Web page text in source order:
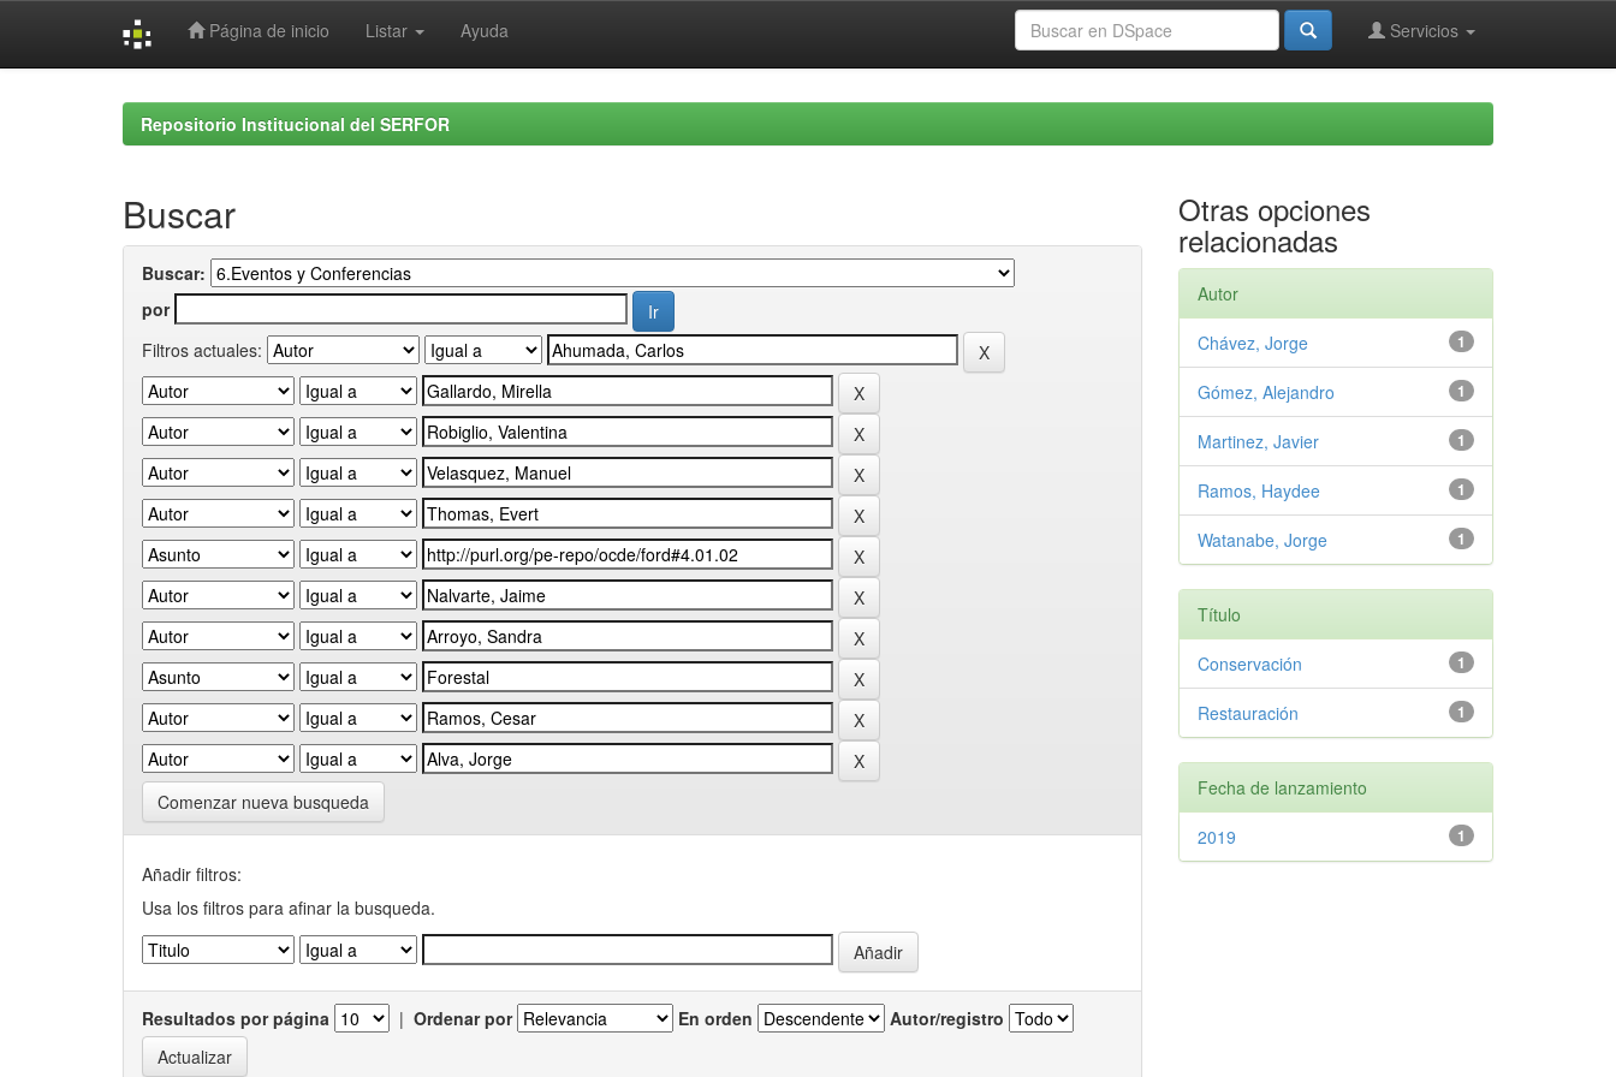
Página de inicio Listar Ayuda Servicios
Repositorio Institucional del SERFOR
Buscar
Buscar:
por
Filtros actuales:
Comenzar nueva busqueda
Añadir filtros:
Usa los filtros para afinar la busqueda.
Resultados por página | Ordenar por En orden Autor/registro
Otras opciones
relacionadas
Autor
1
Chávez, Jorge
1
Gómez, Alejandro
1
Martinez, Javier
1
Ramos, Haydee
1
Watanabe, Jorge
Título
1
Conservación
1
Restauración
Fecha de lanzamiento
1
2019